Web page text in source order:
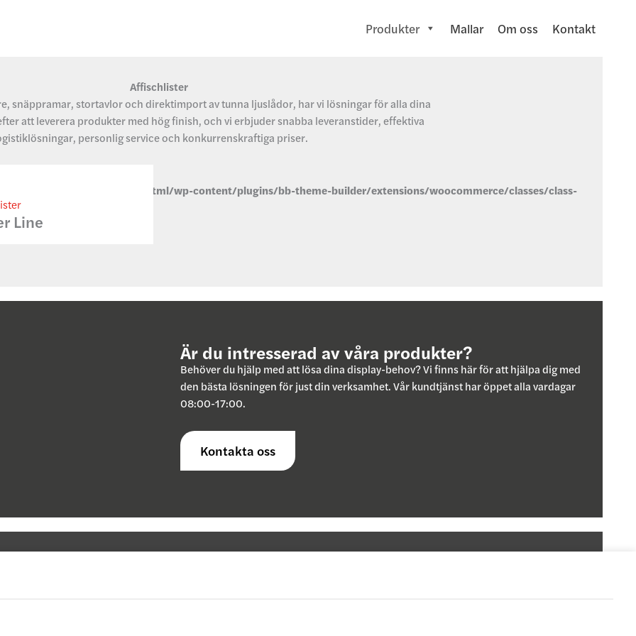
Produkter Mallar Om oss Kontakt
Affischlister
snäppramar, stortavlor och direktimport av tunna ljuslådor, har vi lösningar för alla dina
att leverera produkter med hög finish, och vi erbjuder snabba leveranstider, effektiva
personlig service och konkurrenskraftiga priser.
/home/signnordic/public_html/wp-content/plugins/bb-theme-builder/extensions/woocommerce/classes/class-
Line
Är du intresserad av våra produkter?
Behöver du hjälp med att lösa dina display-behov? Vi finns här för att hjälpa dig med
den bästa lösningen för just din verksamhet. Vår kundtjänst har öppet alla vardagar
08:00-17:00.
Kontakta oss